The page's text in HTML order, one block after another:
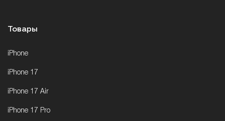
Товары
iPhone
iPhone 17
iPhone 17 Air
iPhone 17 Pro